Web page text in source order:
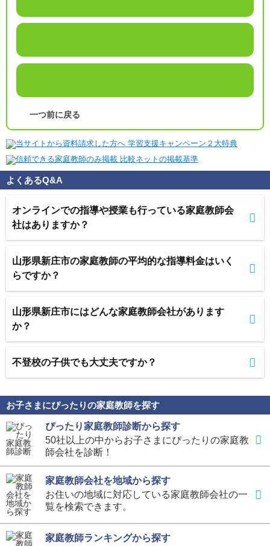
一つ前に戻る
よくあるQ&A
オンラインでの指導や授業も行っている家庭教師会
社はありますか？
山形県新庄市の家庭教師の平均的な指導料金はいく
らですか？
山形県新庄市にはどんな家庭教師会社があります
か？
不登校の子供でも大丈夫ですか？
お子さまにぴったりの家庭教師を探す
ぴったり家庭教師診断から探す
50社以上の中からお子さまにぴったりの家庭教
師会社を診断！
家庭教師会社を地域から探す
お住いの地域に対応している家庭教師会社の一
覧を検索できます。
家庭教師ランキングから探す